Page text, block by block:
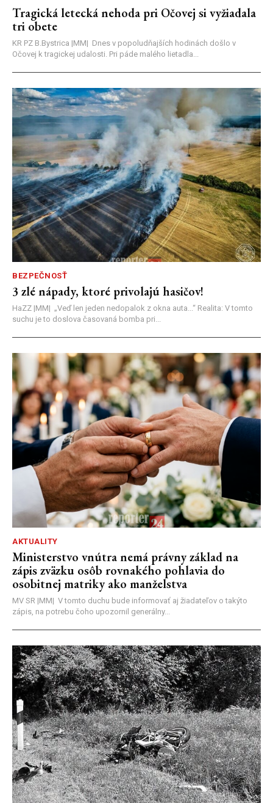
Tragická letecká nehoda pri Očovej si vyžiadala
tri obete
KR PZ B.Bystrica |MM| Dnes v popoludňajších hodinách došlo v
Očovej k tragickej udalosti. Pri páde malého lietadla...
BEZPEČNOSŤ
3 zlé nápady, ktoré privolajú hasičov!
HaZZ |MM| ​„Veď len jeden nedopalok z okna auta...“ ​Realita: V tomto
suchu je to doslova časovaná bomba pri...
AKTUALITY
Ministerstvo vnútra nemá právny základ na
zápis zväzku osôb rovnakého pohlavia do
osobitnej matriky ako manželstva
MV SR |MM| V tomto duchu bude informovať aj žiadateľov o takýto
zápis, na potrebu čoho upozornil generálny...